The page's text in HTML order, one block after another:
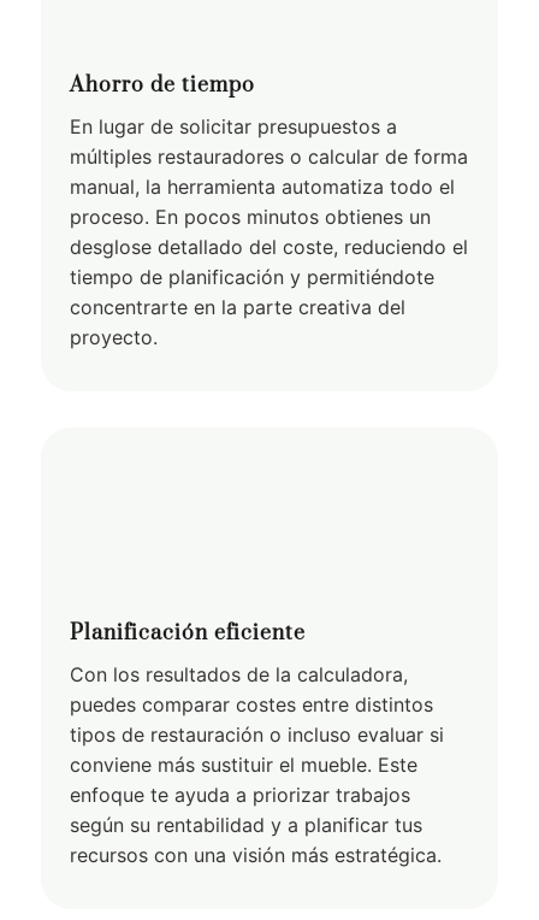
Ahorro de tiempo
En lugar de solicitar presupuestos a
múltiples restauradores o calcular de forma
manual, la herramienta automatiza todo el
proceso. En pocos minutos obtienes un
desglose detallado del coste, reduciendo el
tiempo de planificación y permitiéndote
concentrarte en la parte creativa del
proyecto.
Planificación eficiente
Con los resultados de la calculadora,
puedes comparar costes entre distintos
tipos de restauración o incluso evaluar si
conviene más sustituir el mueble. Este
enfoque te ayuda a priorizar trabajos
según su rentabilidad y a planificar tus
recursos con una visión más estratégica.